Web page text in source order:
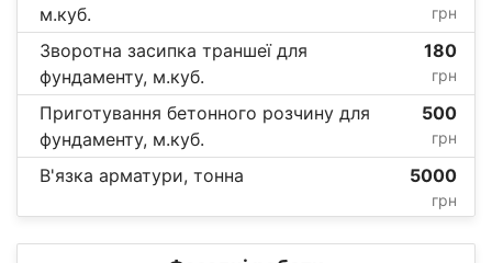
м.куб.
грн
Зворотна засипка траншеї для
фундаменту, м.куб.
180
грн
Приготування бетонного розчину для
фундаменту, м.куб.
500
грн
В'язка арматури, тонна 5000
грн